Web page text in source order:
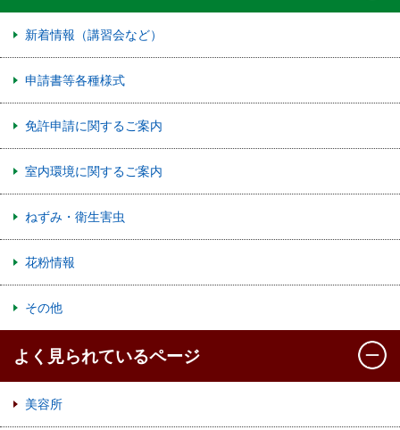
新着情報（講習会など）
申請書等各種様式
免許申請に関するご案内
室内環境に関するご案内
ねずみ・衛生害虫
花粉情報
その他
よく見られているページ
美容所